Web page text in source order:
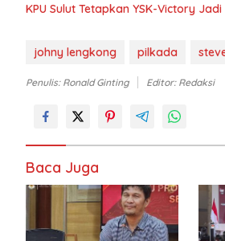
KPU Sulut Tetapkan YSK-Victory
johny lengkong pilkada
Penulis: Ronald Ginting Editor: Redaksi
Baca Juga